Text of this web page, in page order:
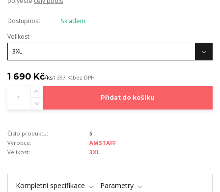
Dostupnost
Skladem
Velikost
1 690 Kč/ks1 397 Kčbez DPH
Přidat do košíku
Číslo produktu:
5
Výrobce:
AMSTAFF
Velikost:
3XL
Kompletní specifikace Parametry